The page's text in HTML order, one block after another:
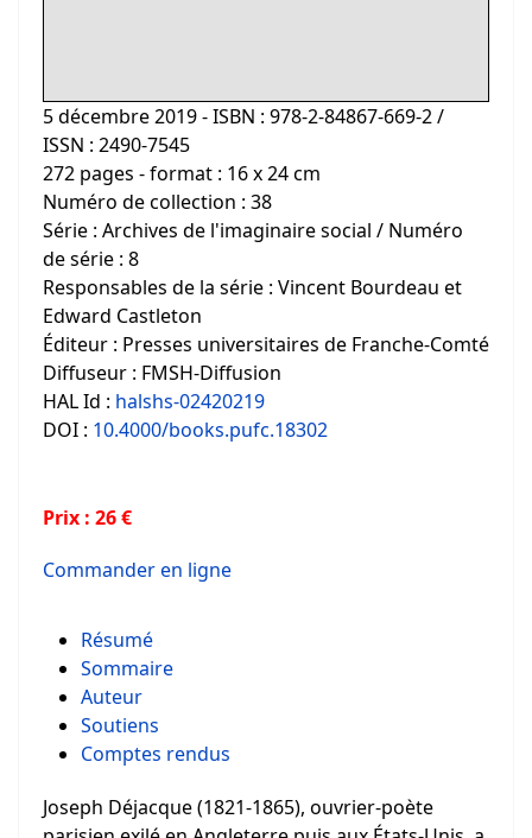
5 décembre 2019 - ISBN : 978-2-84867-669-2 /
ISSN : 2490-7545
272 pages - format : 16 x 24 cm
Numéro de collection : 38
Série : Archives de l'imaginaire social / Numéro
de série : 8
Responsables de la série : Vincent Bourdeau et
Edward Castleton
Éditeur : Presses universitaires de Franche-Comté
Diffuseur : FMSH-Diffusion
HAL Id : halshs-02420219
DOI : 10.4000/books.pufc.18302
Prix : 26 €
Commander en ligne
Résumé
Sommaire
Auteur
Soutiens
Comptes rendus
Joseph Déjacque (1821-1865), ouvrier-poète